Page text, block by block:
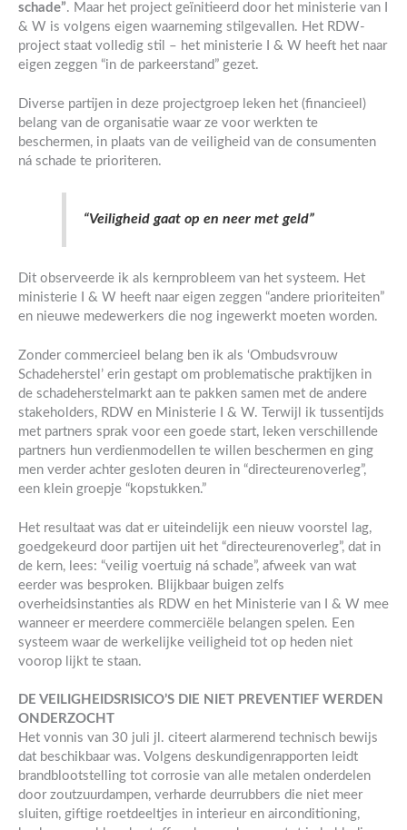
schade”. Maar het project geïnitieerd door het ministerie van I
& W is volgens eigen waarneming stilgevallen. Het RDW-
project staat volledig stil – het ministerie I & W heeft het naar
eigen zeggen “in de parkeerstand” gezet.
Diverse partijen in deze projectgroep leken het (financieel)
belang van de organisatie waar ze voor werkten te
beschermen, in plaats van de veiligheid van de consumenten
ná schade te prioriteren.
“Veiligheid gaat op en neer met geld”
Dit observeerde ik als kernprobleem van het systeem. Het
ministerie I & W heeft naar eigen zeggen “andere prioriteiten”
en nieuwe medewerkers die nog ingewerkt moeten worden.
Zonder commercieel belang ben ik als ‘Ombudsvrouw
Schadeherstel’ erin gestapt om problematische praktijken in
de schadeherstelmarkt aan te pakken samen met de andere
stakeholders, RDW en Ministerie I & W. Terwijl ik tussentijds
met partners sprak voor een goede start, leken verschillende
partners hun verdienmodellen te willen beschermen en ging
men verder achter gesloten deuren in “directeurenoverleg”,
een klein groepje “kopstukken.”
Het resultaat was dat er uiteindelijk een nieuw voorstel lag,
goedgekeurd door partijen uit het “directeurenoverleg”, dat in
de kern, lees: “veilig voertuig ná schade”, afweek van wat
eerder was besproken. Blijkbaar buigen zelfs
overheidsinstanties als RDW en het Ministerie van I & W mee
wanneer er meerdere commerciële belangen spelen. Een
systeem waar de werkelijke veiligheid tot op heden niet
voorop lijkt te staan.
DE VEILIGHEIDSRISICO’S DIE NIET PREVENTIEF WERDEN
ONDERZOCHT
Het vonnis van 30 juli jl. citeert alarmerend technisch bewijs
dat beschikbaar was. Volgens deskundigenrapporten leidt
brandblootstelling tot corrosie van alle metalen onderdelen
door zoutzuurdampen, verharde deurrubbers die niet meer
sluiten, giftige roetdeeltjes in interieur en airconditioning,